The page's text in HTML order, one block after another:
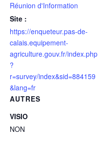
Réunion d'Information
Site :
https://enqueteur.pas-de-
calais.equipement-
agriculture.gouv.fr/index.php
?
r=survey/index&sid=884159
&lang=fr
AUTRES
VISIO
NON